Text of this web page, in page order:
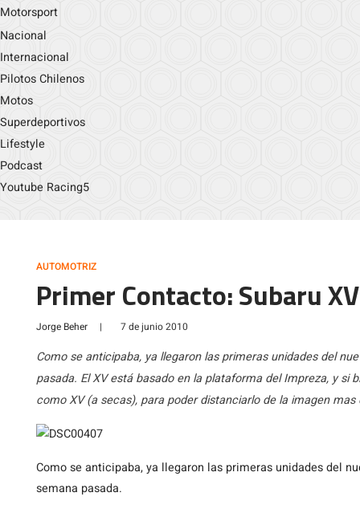
Motorsport
Nacional
Internacional
Pilotos Chilenos
Motos
Superdeportivos
Lifestyle
Podcast
Youtube Racing5
AUTOMOTRIZ
Primer Contacto: Subaru
Jorge Beher | 7 de junio 2010
Como se anticipaba, ya llegaron las primeras unidades del
pasada. El XV está basado en la plataforma del Impreza, y si
como XV (a secas), para poder distanciarlo de la imagen
Comose anticipaba, ya llegaron las primeras unidades del
semana pasada.